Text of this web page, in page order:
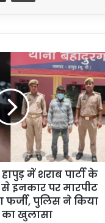
में शराब पार्टी के
इनकार पर मारपीट
पुलिस ने किया
खुलासा